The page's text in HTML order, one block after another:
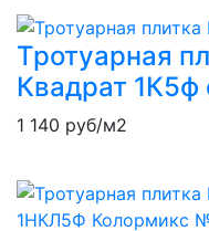
Тротуарная
Квадрат 1К5ф
1 140 руб/м2